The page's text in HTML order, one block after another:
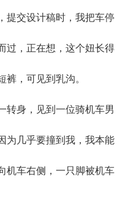
交设计稿时，我把车停
过，正在想，这个妞长得
裤，可见到乳沟。
身，见到一位骑机车男
为几乎要撞到我，我本能
机车右侧，一只脚被机车